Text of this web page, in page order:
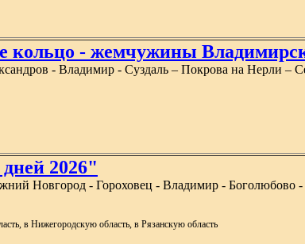
кольцо - жемчужины
- Владимир - Суздаль – Покрова на Нерли –
2026"
Новгород - Гороховец - Владимир - Боголюбово
в Нижегородскую область, в Рязанскую область